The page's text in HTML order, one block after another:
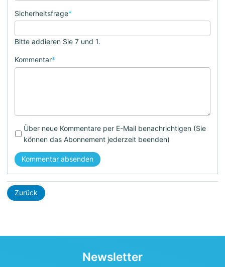
Sicherheitsfrage*
Bitte addieren Sie 7 und 1.
Kommentar*
Über neue Kommentare per E-Mail benachrichtigen (Sie
können das Abonnement jederzeit beenden)
Kommentar absenden
Zurück
Newsletter